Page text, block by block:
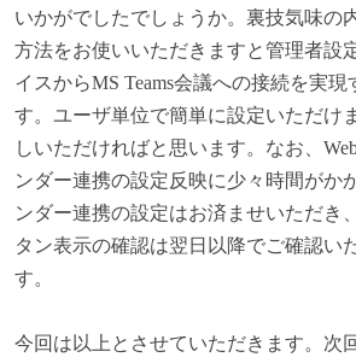
いかがでしたでしょうか。裏技気味の
方法をお使いいただきますと管理者設
イスからMS Teams会議への接続を実現
す。ユーザ単位で簡単に設定いただけ
しいただければと思います。なお、
ンダー連携の設定反映に少々時間がか
ンダー連携の設定はお済ませいただき
タン表示の確認は翌日以降でご確認い
す。
今回は以上とさせていただきます。次